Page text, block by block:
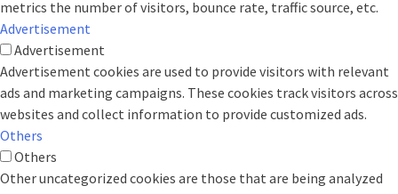
metrics the number of visitors, bounce rate, traffic source, etc.
Advertisement
Advertisement
Advertisement cookies are used to provide visitors with relevant
ads and marketing campaigns. These cookies track visitors across
websites and collect information to provide customized ads.
Others
Others
Other uncategorized cookies are those that are being analyzed